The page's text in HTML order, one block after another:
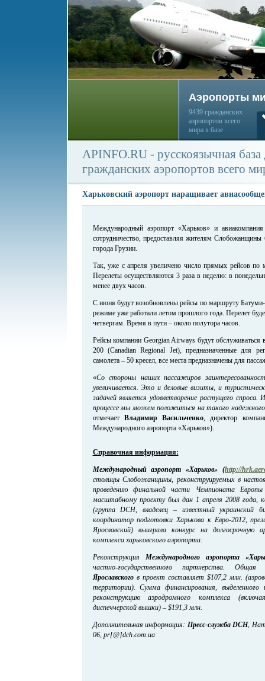
Аэропорты
9439 гражданских
аэропортов всего
мира в базе
APINFO.RU - русскоязычная
гражданских аэропортов всего
Харьковский аэропорт наращивает
Международный аэропорт «Харьков» и
сотрудничество, предоставляя жителям
города Грузии.
Так, уже с апреля увеличено число прямых рейсов по
Перелеты осуществляются 3 раза в неделю: в
менее двух часов.
С июня будут возобновлены рейсы по маршруту
режиме уже работали летом прошлого года. Перелет
четвергам. Время в пути – около полутора часов.
Рейсы компании Georgian Airways будут
200 (Canadian Regional Jet), предназначенные для
самолета – 50 кресел, все места предназначены для
«Со стороны наших пассажиров
увеличивается. Это и деловые визиты, и
задачей является удовлетворение растущего
процессе мы можем положиться на такого
отмечает Владимир Васильченко , директор
Международного аэропорта «Харьков»).
Справочная информация:
Международный аэропорт «Харьков» (http://
столицы Слобожанщины, реконструируемых в
проведению финальной части Чемпионата
масштабному проекту был дан 1 апреля 2008
(группа DCH, владелец – известный украинский
координатор подготовки Харькова к Евро-2012,
Ярославский) выиграла конкурс на долгосрочную
комплекса харьковского аэропорта.
Реконструкция
Международного аэропорта
частно-государственного партнерства.
Ярославскогов проект составляет $107,2 млн.
территории). Сумма финансирования,
реконструкцию аэродромного комплекса
диспеччерской вышки) – $191,3 млн.
Дополнительная информация: Пресс-служба DCH,
06, pr[@]dch.com.ua